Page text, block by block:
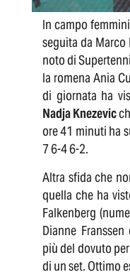
In campo
seguita da
noto di
la romena Ania
di giornata ha
Nadja Knezevic
ore 41 minuti ha
7 6-4 6-2.
Altra sfida che
quella che ha
Falkenberg
Dianne
più del dovuto
di un set. Ottimo